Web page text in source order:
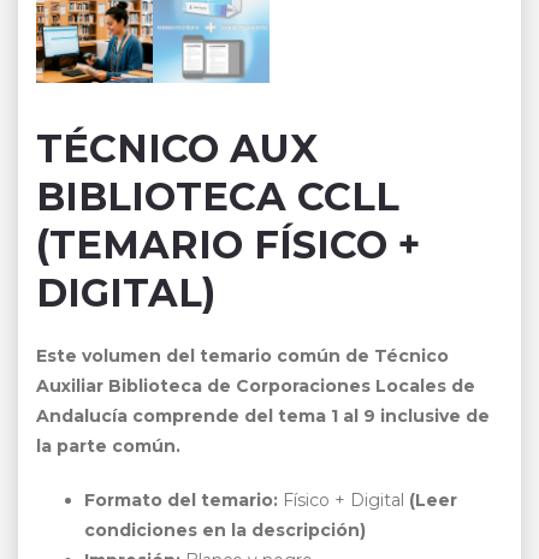
TÉCNICO AUX
BIBLIOTECA CCLL
(TEMARIO FÍSICO +
DIGITAL)
Este volumen del temario común de Técnico
Auxiliar Biblioteca de Corporaciones Locales de
Andalucía comprende del tema 1 al 9 inclusive de
la parte común.
Formato del temario: Físico + Digital (Leer
condiciones en la descripción)